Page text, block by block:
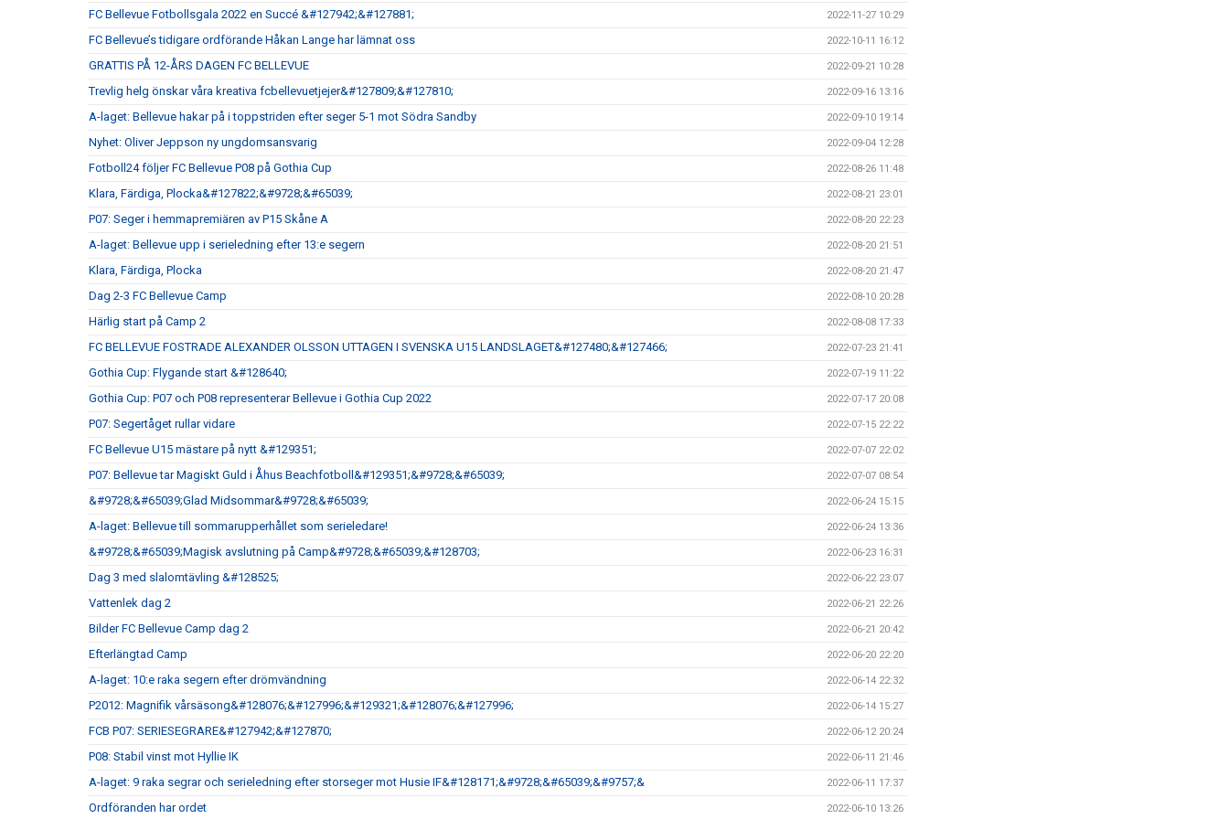
FC Bellevue Fotbollsgala 2022 en Succé &#127942;&#127881; 2022-11-27 10:29
FC Bellevue’s tidigare ordförande Håkan Lange har lämnat oss 2022-10-11 16:12
GRATTIS PÅ 12-ÅRS DAGEN FC BELLEVUE 2022-09-21 10:28
Trevlig helg önskar våra kreativa fcbellevuetjejer&#127809;&#127810; 2022-09-16 13:16
A-laget: Bellevue hakar på i toppstriden efter seger 5-1 mot Södra Sandby 2022-09-10 19:14
Nyhet: Oliver Jeppson ny ungdomsansvarig 2022-09-04 12:28
Fotboll24 följer FC Bellevue P08 på Gothia Cup 2022-08-26 11:48
Klara, Färdiga, Plocka&#127822;&#9728;&#65039; 2022-08-21 23:01
P07: Seger i hemmapremiären av P15 Skåne A 2022-08-20 22:23
A-laget: Bellevue upp i serieledning efter 13:e segern 2022-08-20 21:51
Klara, Färdiga, Plocka 2022-08-20 21:47
Dag 2-3 FC Bellevue Camp 2022-08-10 20:28
Härlig start på Camp 2 2022-08-08 17:33
FC BELLEVUE FOSTRADE ALEXANDER OLSSON UTTAGEN I SVENSKA U15 LANDSLAGET&#127480;&#127466; 2022-07-23 21:41
Gothia Cup: Flygande start &#128640; 2022-07-19 11:22
Gothia Cup: P07 och P08 representerar Bellevue i Gothia Cup 2022 2022-07-17 20:08
P07: Segertåget rullar vidare 2022-07-15 22:22
FC Bellevue U15 mästare på nytt &#129351; 2022-07-07 22:02
P07: Bellevue tar Magiskt Guld i Åhus Beachfotboll&#129351;&#9728;&#65039; 2022-07-07 08:54
&#9728;&#65039;Glad Midsommar&#9728;&#65039; 2022-06-24 15:15
A-laget: Bellevue till sommarupperhållet som serieledare! 2022-06-24 13:36
&#9728;&#65039;Magisk avslutning på Camp&#9728;&#65039;&#128703; 2022-06-23 16:31
Dag 3 med slalomtävling &#128525; 2022-06-22 23:07
Vattenlek dag 2 2022-06-21 22:26
Bilder FC Bellevue Camp dag 2 2022-06-21 20:42
Efterlängtad Camp 2022-06-20 22:20
A-laget: 10:e raka segern efter drömvändning 2022-06-14 22:32
P2012: Magnifik vårsäsong&#128076;&#127996;&#129321;&#128076;&#127996; 2022-06-14 15:27
FCB P07: SERIESEGRARE&#127942;&#127870; 2022-06-12 20:24
P08: Stabil vinst mot Hyllie IK 2022-06-11 21:46
A-laget: 9 raka segrar och serieledning efter storseger mot Husie IF&#128171;&#9728;&#65039;&#9757;& 2022-06-11 17:37
Ordföranden har ordet 2022-06-10 13:26